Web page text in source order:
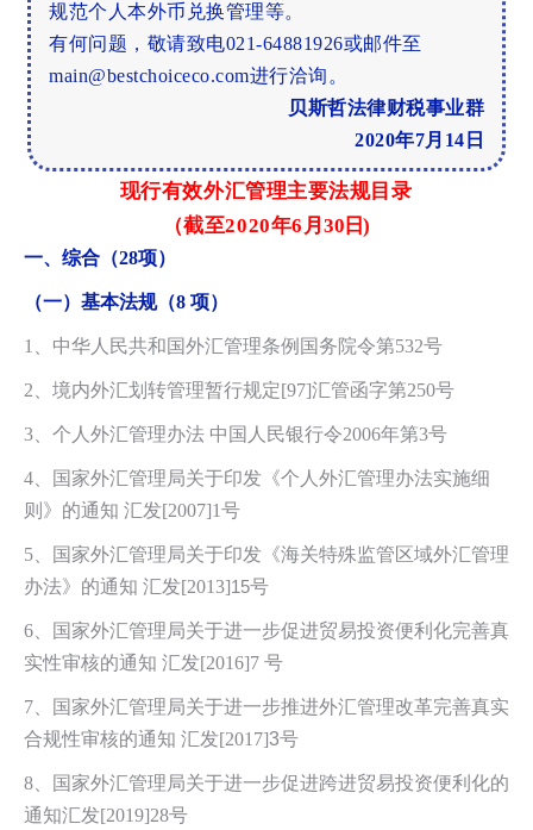
规范个人本外币兑换管理等。
有何问题，敬请致电021-64881926或邮件至
main@bestchoiceco.com进行洽询。
贝斯哲法律财税事业群
2020年7月14日
现行有效外汇管理主要法规目录
（截至2020年6月30日)
一、综合（28项）
（一） 基本法规（8 项）
1、中华人民共和国外汇管理条例国务院令第532号
2、境内外汇划转管理暂行规定[97]汇管函字第250号
3、个人外汇管理办法 中国人民银行令2006年第3号
4、国家外汇管理局关于印发《个人外汇管理办法实施细
则》的通知 汇发[2007]1号
5、国家外汇管理局关于印发《海关特殊监管区域外汇管理
办法》的通知 汇发[2013]15号
6、国家外汇管理局关于进一步促进贸易投资便利化完善真
实性审核的通知 汇发[2016]7 号
7、国家外汇管理局关于进一步推进外汇管理改革完善真实
合规性审核的通知 汇发[2017]3号
8、国家外汇管理局关于进一步促进跨进贸易投资便利化的
通知汇发[2019]28号